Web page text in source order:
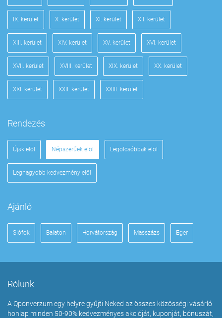
IX. kerület X. kerület XI. kerület XII. kerület
XIII. kerület XIV. kerület XV. kerület XVI. kerület
XVII. kerület XVIII. kerület XIX. kerület XX. kerület
XXI. kerület XXII. kerület XXIII. kerület
Rendezés
Újak elöl Népszerűek elöl Legolcsóbbak elöl
Legnagyobb kedvezmény elöl
Ajánló
Siófok Balaton Horvátország Masszázs Eger
Rólunk
A Qponverzum egy helyre gyűjti Neked az összes közösségi vásárló
honlap minden 50-90% kedvezményes akcióját, kuponját, bónuszát,